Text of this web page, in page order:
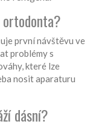
první návštěvu ve
problémy s
které lze
nosit aparaturu
dásní?